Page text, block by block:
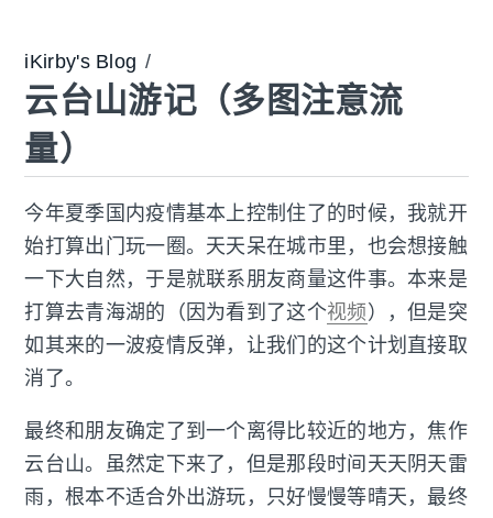
iKirby's Blog /
云台山游记（多图注意流
量）
今年夏季国内疫情基本上控制住了的时候，我就开
始打算出门玩一圈。天天呆在城市里，也会想接触
一下大自然，于是就联系朋友商量这件事。本来是
打算去青海湖的（因为看到了这个视频 ），但是突
如其来的一波疫情反弹，让我们的这个计划直接取
消了。
最终和朋友确定了到一个离得比较近的地方，焦作
云台山。虽然定下来了，但是那段时间天天阴天雷
雨，根本不适合外出游玩，只好慢慢等晴天，最终